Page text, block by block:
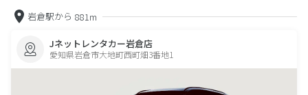
岩倉駅から 881m
Jネットレンタカー岩倉店
愛知県岩倉市大地町西町畑3番地1